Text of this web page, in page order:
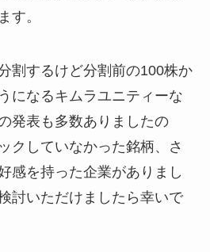
す。
割するけど分割前の100株か
になるキムラユニティーな
発表も多数ありましたの
クしていなかった銘柄、さ
感を持った企業がありまし
討いただけましたら幸いで